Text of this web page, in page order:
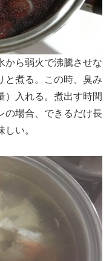
から弱火で沸騰させな
と煮る。この時、臭み
）入れる。煮出す時間
の場合、できるだけ長
い。